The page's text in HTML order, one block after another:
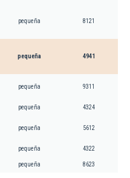
pequeña 8121
pequeña 4941
pequeña 9311
pequeña 4324
pequeña 5612
pequeña 4322
pequeña 8623